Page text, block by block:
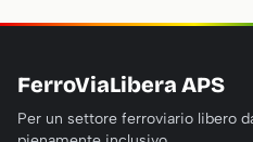
FerroViaLibera APS
Per un settore ferroviario libero